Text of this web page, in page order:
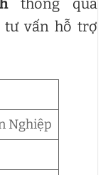
thông qua
vấn hỗ trợ
Nghiệp